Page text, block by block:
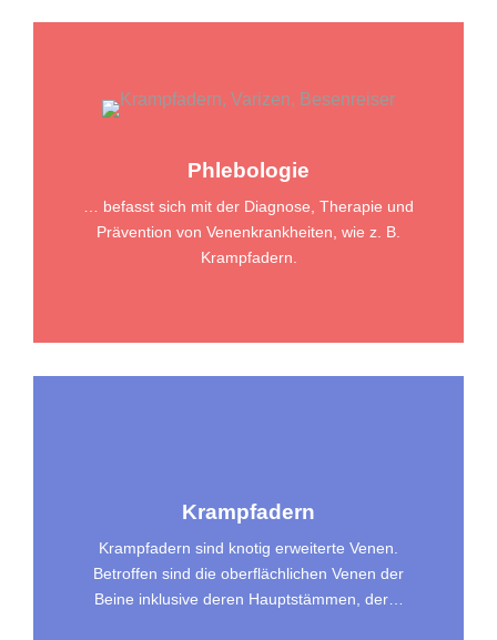
Phlebologie
… befasst sich mit der Diagnose, Therapie und
Prävention von Venenkrankheiten, wie z. B.
Krampfadern.
Krampfadern
Krampfadern sind knotig erweiterte Venen.
Betroffen sind die oberflächlichen Venen der
Beine inklusive deren Hauptstämmen, der…